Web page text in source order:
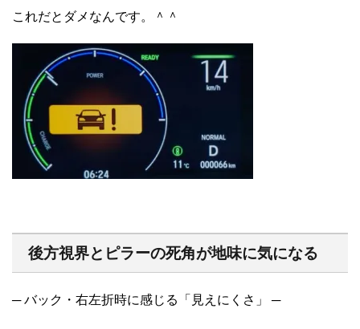
これだとダメなんです。＾＾
後方視界とピラーの死角が地味に気になる
─ バック・右左折時に感じる「見えにくさ」 ─